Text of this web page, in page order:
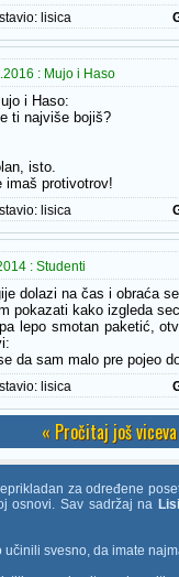
lisica
: Mujo i Haso
i Haso:
ti najviše bojiš?
isto.
imaš protivotrov!
lisica
: Studenti
dolazi na čas i obraća
pokazati kako izgleda
lepo smotan paketić,
da sam malo pre pojeo
lisica
« Pročitaj još viceva
za određene
osnovi. Sav sadržaj na
učinili svesno, da imate